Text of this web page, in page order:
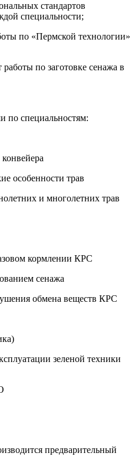
стандартов
специальности;
по «Пермской технологии»
по заготовке сенажа в
по специальностям:
особенности трав
и многолетних трав
кормлении КРС
сенажа
обмена веществ КРС
зеленой техники
предварительный